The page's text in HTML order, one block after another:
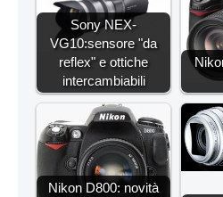
Sony NEX-
VG10:sensore "da
reflex" e ottiche
intercambiabili
Nikon D800: novità